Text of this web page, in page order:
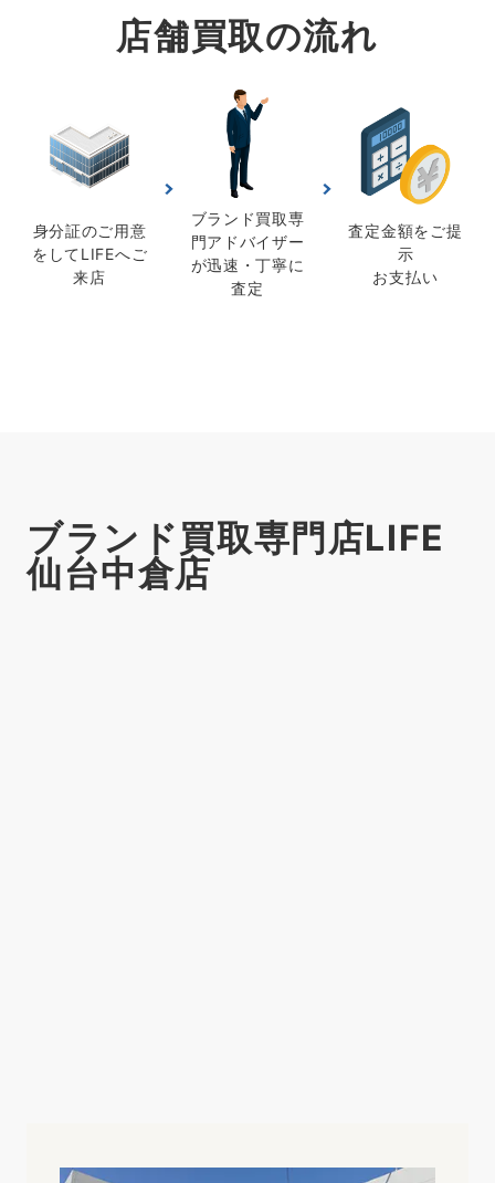
店舗買取の流れ
身分証のご用意
をしてLIFEへご
来店
ブランド買取専
門アドバイザー
が迅速・丁寧に
査定
査定金額をご提
示
お支払い
ブランド買取専門店LIFE
仙台中倉店